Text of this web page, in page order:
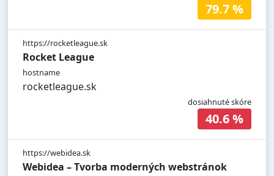
79.7 %
https://rocketleague.sk
Rocket League
hostname
rocketleague.sk
dosiahnuté skóre
40.6 %
https://webidea.sk
Webidea – Tvorba moderných webstránok